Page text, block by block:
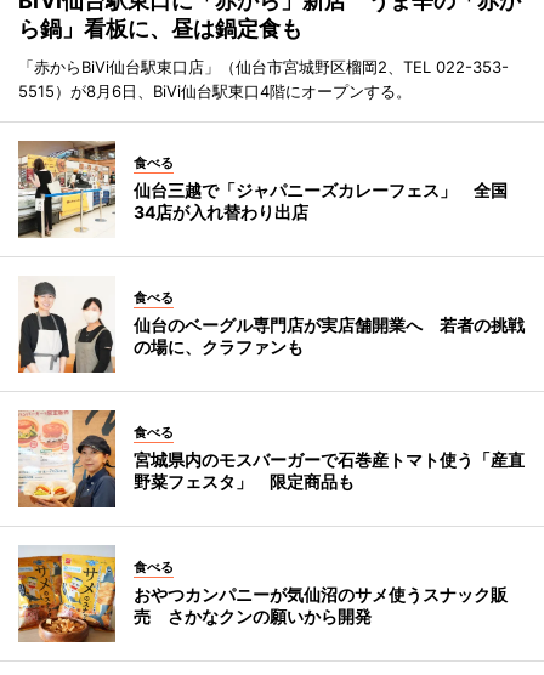
ら鍋」看板に、昼は鍋定食も
「赤からBiVi仙台駅東口店」（仙台市宮城野区榴岡2、TEL 022-353-
5515）が8月6日、BiVi仙台駅東口4階にオープンする。
食べる
仙台三越で「ジャパニーズカレーフェス」 全国
34店が入れ替わり出店
食べる
仙台のベーグル専門店が実店舗開業へ 若者の挑戦
の場に、クラファンも
食べる
宮城県内のモスバーガーで石巻産トマト使う「産直
野菜フェスタ」 限定商品も
食べる
おやつカンパニーが気仙沼のサメ使うスナック販
売 さかなクンの願いから開発